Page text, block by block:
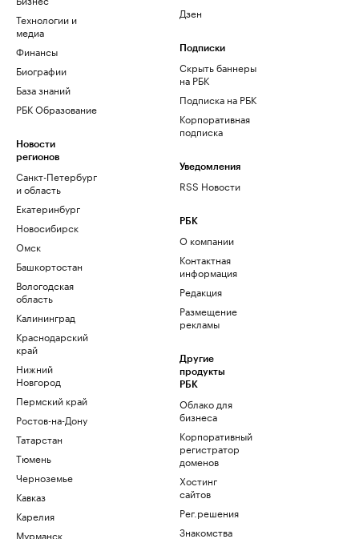
Технологии и
медиа
Финансы
Биографии
База знаний
РБК Образование
Новости
регионов
Санкт-Петербург
и область
Екатеринбург
Новосибирск
Омск
Башкортостан
Вологодская
область
Калининград
Краснодарский
край
Нижний
Новгород
Пермский край
Ростов-на-Дону
Татарстан
Тюмень
Черноземье
Кавказ
Карелия
Мурманск
Дзен
Подписки
Скрыть баннеры
на РБК
Подписка на РБК
Корпоративная
подписка
Уведомления
RSS Новости
РБК
О компании
Контактная
информация
Редакция
Размещение
рекламы
Другие
продукты
РБК
Облако для
бизнеса
Корпоративный
регистратор
доменов
Хостинг
сайтов
Рег.решения
Знакомства